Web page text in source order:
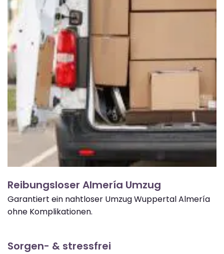
Reibungsloser Almería Umzug
Garantiert ein nahtloser Umzug Wuppertal Almería
ohne Komplikationen.
Sorgen- & stressfrei